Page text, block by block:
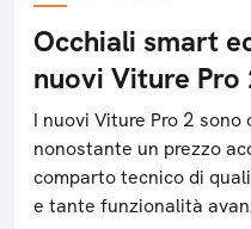
Occhiali smart
nuovi Viture Pro
I nuovi Viture Pro 2
nonostante un prezzo
comparto tecnico di
e tante funzionalità